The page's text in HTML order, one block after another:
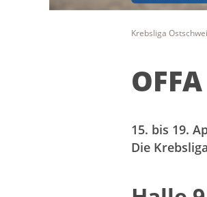
Krebsliga
15. bis 19.
Die